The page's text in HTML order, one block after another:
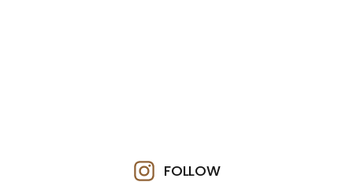
FOLLOW